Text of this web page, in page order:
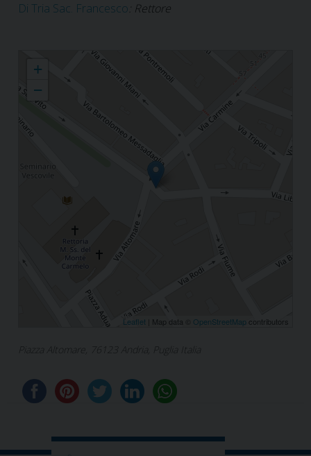
Di Tria Sac. Francesco : Rettore
Maria SS. dell' Altomare
+
−
Leaflet | Map data © OpenStreetMap contributors
Piazza Altomare, 76123 Andria, Puglia Italia